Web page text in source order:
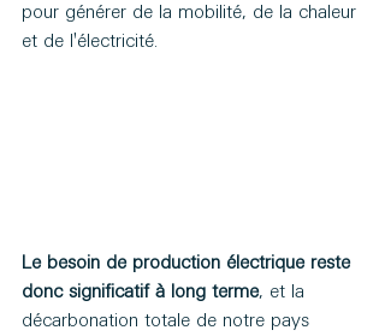
pour générer de la mobilité, de la chaleur
et de l'électricité.
Le besoin de production électrique reste
donc significatif à long terme, et la
décarbonation totale de notre pays